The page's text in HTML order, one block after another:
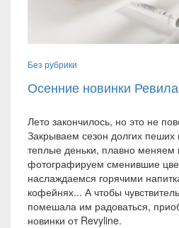
Без рубрики
Осенние новинки
Лето закончилось, но это не
Закрываем сезон долгих пеших
теплые деньки, плавно меняем
фотографируем сменившие
наслаждаемся горячими
кофейнях... А чтобы
помешала им радоваться,
новинки от Revyline.